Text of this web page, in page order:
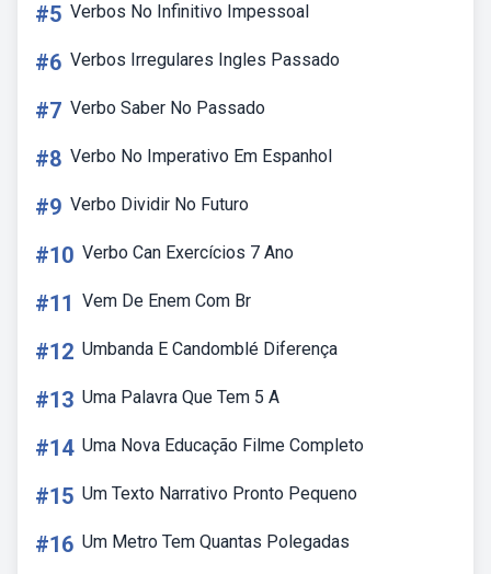
#5 Verbos No Infinitivo Impessoal
#6 Verbos Irregulares Ingles Passado
#7 Verbo Saber No Passado
#8 Verbo No Imperativo Em Espanhol
#9 Verbo Dividir No Futuro
#10 Verbo Can Exercícios 7 Ano
#11 Vem De Enem Com Br
#12 Umbanda E Candomblé Diferença
#13 Uma Palavra Que Tem 5 A
#14 Uma Nova Educação Filme Completo
#15 Um Texto Narrativo Pronto Pequeno
#16 Um Metro Tem Quantas Polegadas